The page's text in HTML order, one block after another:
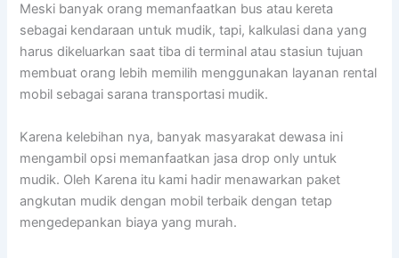
Meski banyak orang memanfaatkan bus atau kereta
sebagai kendaraan untuk mudik, tapi, kalkulasi dana yang
harus dikeluarkan saat tiba di terminal atau stasiun tujuan
membuat orang lebih memilih menggunakan layanan rental
mobil sebagai sarana transportasi mudik.
Karena kelebihan nya, banyak masyarakat dewasa ini
mengambil opsi memanfaatkan jasa drop only untuk
mudik. Oleh Karena itu kami hadir menawarkan paket
angkutan mudik dengan mobil terbaik dengan tetap
mengedepankan biaya yang murah.